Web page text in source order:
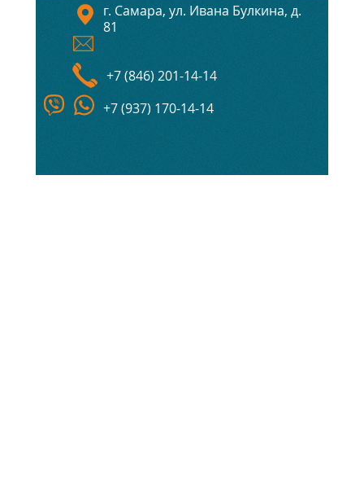
г. Самара, ул. Ивана Булкина, д.
81
+7 (846) 201-14-14
+7 (937) 170-14-14